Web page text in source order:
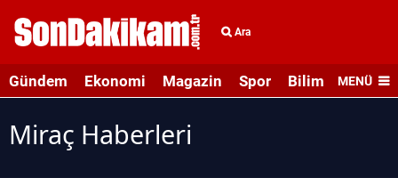
Ara
Gündem Ekonomi Magazin Spor Bilim veMENÜ
Miraç Haberleri